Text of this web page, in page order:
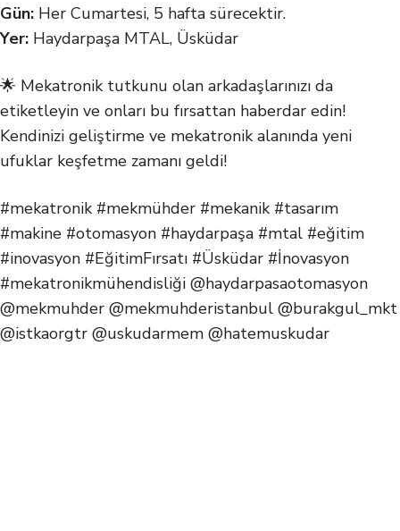
Gün: Her Cumartesi, 5 hafta sürecektir.
Yer: Haydarpaşa MTAL, Üsküdar
🌟 Mekatronik tutkunu olan arkadaşlarınızı da
etiketleyin ve onları bu fırsattan haberdar edin!
Kendinizi geliştirme ve mekatronik alanında yeni
ufuklar keşfetme zamanı geldi!
#mekatronik #mekmühder #mekanik #tasarım
#makine #otomasyon #haydarpaşa #mtal #eğitim
#inovasyon #EğitimFırsatı #Üsküdar #İnovasyon
#mekatronikmühendisliği @haydarpasaotomasyon
@mekmuhder @mekmuhderistanbul @burakgul_mkt
@istkaorgtr @uskudarmem @hatemuskudar